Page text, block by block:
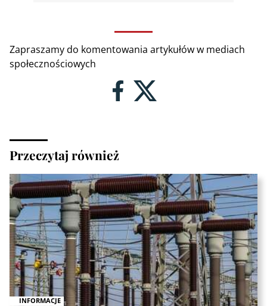
Zapraszamy do komentowania artykułów w mediach
społecznościowych
Przeczytaj również
INFORMACJE